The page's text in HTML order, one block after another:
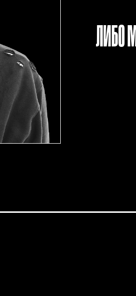
ЛИБО